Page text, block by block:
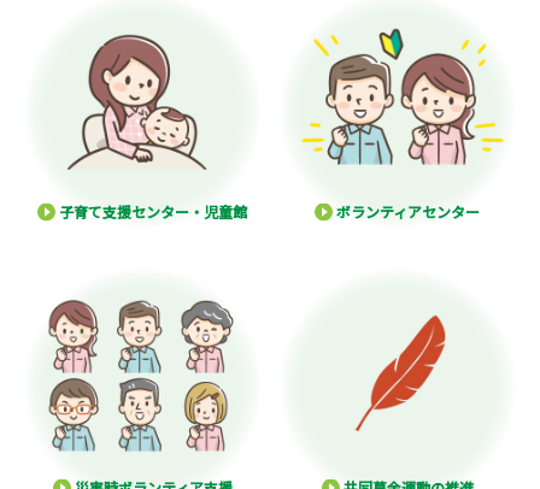
子育て支援センター・児童館 ボランティアセンター